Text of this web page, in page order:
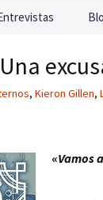
, Kieron Gillen,
«Vamos